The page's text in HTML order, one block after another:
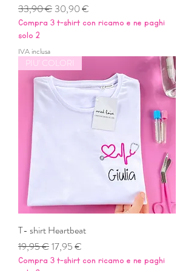
Prezzo regolare
33,90 € Prezzo scontato
30,90 €
Compra 3 t-shirt con ricamo e ne paghi
solo 2
IVA inclusa
PIU' COLORI
T- shirt Heartbeat
Prezzo regolare
19,95 €Prezzo scontato
17,95 €
Compra 3 t-shirt con ricamo e ne paghi